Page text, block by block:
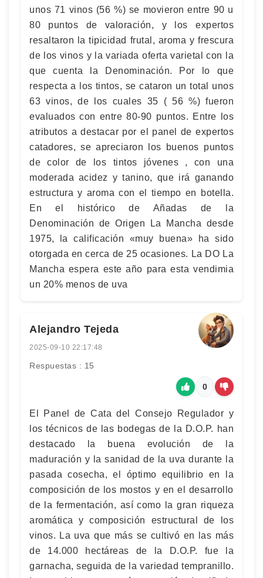
unos 71 vinos (56 %) se movieron entre 90 u
80 puntos de valoración, y los expertos
resaltaron la tipicidad frutal, aroma y frescura
de los vinos y la variada oferta varietal con la
que cuenta la Denominación. Por lo que
respecta a los tintos, se cataron un total unos
63 vinos, de los cuales 35 ( 56 %) fueron
evaluados con entre 80-90 puntos. Entre los
atributos a destacar por el panel de expertos
catadores, se apreciaron los buenos puntos
de color de los tintos jóvenes , con una
moderada acidez y tanino, que irá ganando
estructura y aroma con el tiempo en botella.
En el histórico de Añadas de la
Denominación de Origen La Mancha desde
1975, la calificación «muy buena» ha sido
otorgada en cerca de 25 ocasiones. La DO La
Mancha espera este año para esta vendimia
un 20% menos de uva
Alejandro Tejeda
2025-09-10 22:17:48
Respuestas : 15
0
El Panel de Cata del Consejo Regulador y
los técnicos de las bodegas de la D.O.P. han
destacado la buena evolución de la
maduración y la sanidad de la uva durante la
pasada cosecha, el óptimo equilibrio en la
composición de los mostos y en el desarrollo
de la fermentación, así como la gran riqueza
aromática y composición estructural de los
vinos. La uva que más se cultivó en las más
de 14.000 hectáreas de la D.O.P. fue la
garnacha, seguida de la variedad tempranillo.